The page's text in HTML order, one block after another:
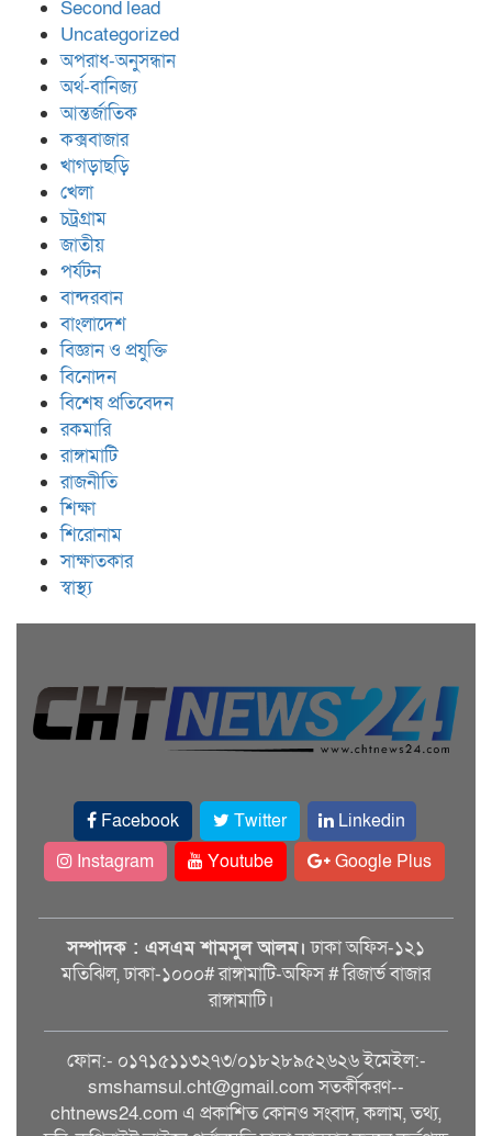
Second lead
Uncategorized
অপরাধ-অনুসন্ধান
অর্থ-বানিজ্য
আন্তর্জাতিক
কক্সবাজার
খাগড়াছড়ি
খেলা
চট্রগ্রাম
জাতীয়
পর্যটন
বান্দরবান
বাংলাদেশ
বিজ্ঞান ও প্রযুক্তি
বিনোদন
বিশেষ প্রতিবেদন
রকমারি
রাঙ্গামাটি
রাজনীতি
শিক্ষা
শিরোনাম
সাক্ষাতকার
স্বাস্থ্য
Facebook Twitter
Linkedin
Instagram
Youtube Google Plus
সম্পাদক : এসএম শামসুল আলম। ঢাকা অফিস-১২১
মতিঝিল, ঢাকা-১০০০# রাঙ্গামাটি-অফিস # রিজার্ভ বাজার
রাঙ্গামাটি।
ফোন:- ০১৭১৫১১৩২৭৩/০১৮২৮৯৫২৬২৬ ইমেইল:-
smshamsul.cht@gmail.com সতর্কীকরণ--
chtnews24.com এ প্রকাশিত কোনও সংবাদ, কলাম, তথ্য,